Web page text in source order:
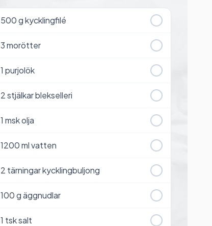
500g kycklingfilé
3morötter
1 purjolök
2stjälkar blekselleri
1 msk olja
1200ml vatten
2 tärningar kycklingbuljong
100g äggnudlar
1 tsk salt